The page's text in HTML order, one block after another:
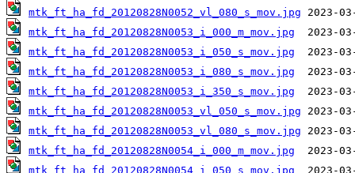
mtk_ft_ha_fd_20120828N0052_vl_080_s_mov.jpg
mtk_ft_ha_fd_20120828N0053_i_000_m_mov.jpg
mtk_ft_ha_fd_20120828N0053_i_050_s_mov.jpg
mtk_ft_ha_fd_20120828N0053_i_080_s_mov.jpg
mtk_ft_ha_fd_20120828N0053_i_350_s_mov.jpg
mtk_ft_ha_fd_20120828N0053_vl_050_s_mov.jpg
mtk_ft_ha_fd_20120828N0053_vl_080_s_mov.jpg
mtk_ft_ha_fd_20120828N0054_i_000_m_mov.jpg
mtk_ft_ha_fd_20120828N0054_i_050_s_mov.jpg